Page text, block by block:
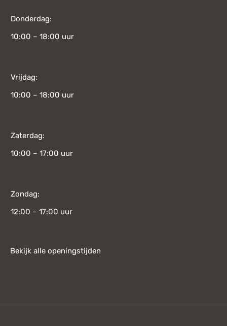
Donderdag:
10:00 – 18:00 uur
Vrijdag:
10:00 – 18:00 uur
Zaterdag:
10:00 – 17:00 uur
Zondag:
12:00 – 17:00 uur
Bekijk alle openingstijden